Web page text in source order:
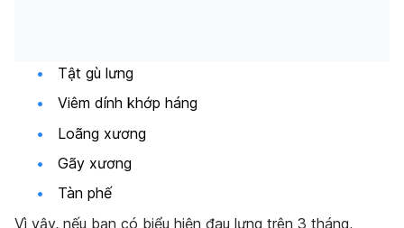
Tật gù lưng
Viêm dính khớp háng
Loãng xương
Gãy xương
Tàn phế
Vì vậy, nếu bạn có biểu hiện đau lưng trên 3 tháng,